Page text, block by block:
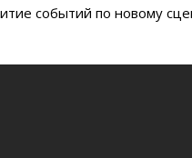
событий по новому